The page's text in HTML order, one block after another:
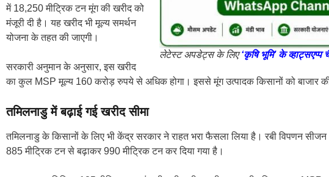
लेटेस्ट अपडेट्स के लिए‘कृषि भूमि’ के व्हाट्सएप्प
में 18,250 मीट्रिक टन मूंग की खरीद को
मंजूरी दी है। यह खरीद भी मूल्य समर्थन
योजना के तहत की जाएगी।
सरकारी अनुमान के अनुसार, इस खरीद
का कुल MSP मूल्य 160 करोड़ रुपये से अधिक होगा। इससे मूंग उत्पादक किसानों को बाजार
तमिलनाडु में बढ़ाई गई खरीद सीमा
तमिलनाडु के किसानों के लिए भी केंद्र सरकार ने राहत भरा फैसला लिया है। रबी विपणन
885 मीट्रिक टन से बढ़ाकर 990 मीट्रिक टन कर दिया गया है।